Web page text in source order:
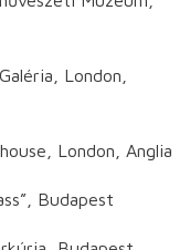
London,
London, Anglia
Budapest